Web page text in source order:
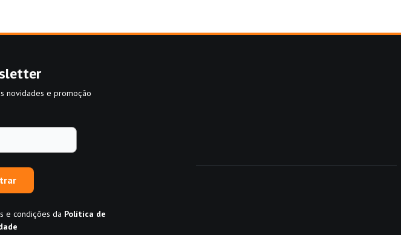
novidades e promoção
e condições da Política de